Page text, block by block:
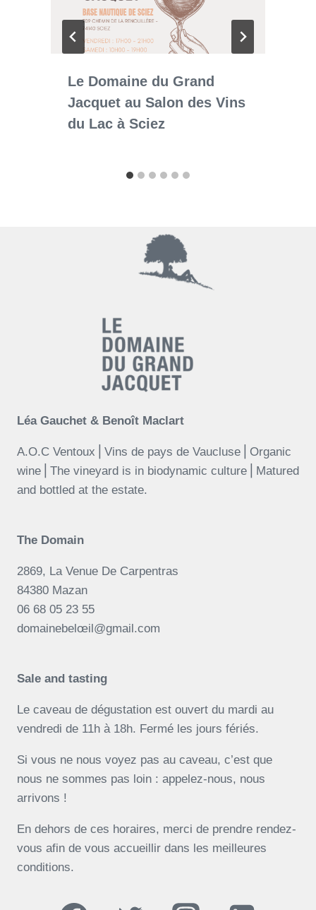
Le Domaine du Grand
Jacquet au Salon des Vins
du Lac à Sciez
Léa Gauchet & Benoît Maclart
A.O.C Ventoux⎪Vins de pays de Vaucluse⎪Organic
wine⎪The vineyard is in biodynamic culture⎪Matured
and bottled at the estate.
The Domain
2869, La Venue De Carpentras
84380 Mazan
06 68 05 23 55
domainebelœil@gmail.com
Sale and tasting
Le caveau de dégustation est ouvert du mardi au
vendredi de 11h à 18h. Fermé les jours fériés.
Si vous ne nous voyez pas au caveau, c’est que
nous ne sommes pas loin : appelez-nous, nous
arrivons !
En dehors de ces horaires, merci de prendre rendez-
vous afin de vous accueillir dans les meilleures
conditions.